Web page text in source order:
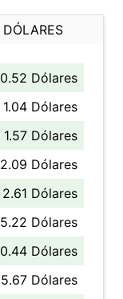
0.52 Dólares
1.04 Dólares
1.57 Dólares
2.09 Dólares
2.61 Dólares
5.22 Dólares
Dólares
Dólares